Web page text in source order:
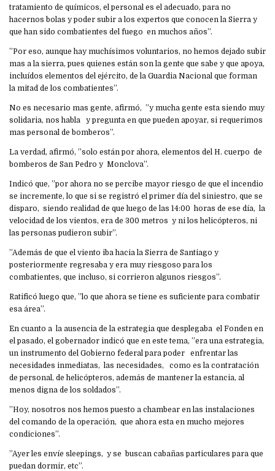
tratamiento de químicos, el personal es el adecuado, para no
hacernos bolas y poder subir a los expertos que conocen la Sierra y
que han sido combatientes del fuego en muchos años”.
”Por eso, aunque hay muchísimos voluntarios, no hemos dejado subir
mas a la sierra, pues quienes están son la gente que sabe y que apoya,
incluídos elementos del ejército, de la Guardia Nacional que forman
la mitad de los combatientes”.
No es necesario mas gente, afirmó, ”y mucha gente esta siendo muy
solidaria, nos habla y pregunta en que pueden apoyar, si requerimos
mas personal de bomberos”.
La verdad, afirmó, ”solo están por ahora, elementos del H. cuerpo de
bomberos de San Pedro y Monclova”.
Indicó que, ”por ahora no se percibe mayor riesgo de que el incendio
se incremente, lo que si se registró el primer día del siniestro, que se
disparo, siendo realidad de que luego de las 14:00 horas de ese día, la
velocidad de los vientos, era de 300 metros y ni los helicópteros, ni
las personas pudieron subir”.
”Además de que el viento iba hacia la Sierra de Santiago y
posteriormente regresaba y era muy riesgoso para los
combatientes, que incluso, si corrieron algunos riesgos”.
Ratificó luego que, ”lo que ahora se tiene es suficiente para combatir
esa área”.
En cuanto a la ausencia de la estrategia que desplegaba el Fonden en
el pasado, el gobernador indicó que en este tema, ”era una estrategia,
un instrumento del Gobierno federal para poder enfrentar las
necesidades inmediatas, las necesidades, como es la contratación
de personal, de helicópteros, además de mantener la estancia, al
menos digna de los soldados”.
”Hoy, nosotros nos hemos puesto a chambear en las instalaciones
del comando de la operación, que ahora esta en mucho mejores
condiciones”.
”Ayer les envíe sleepings, y se buscan cabañas particulares para que
puedan dormir, etc”.